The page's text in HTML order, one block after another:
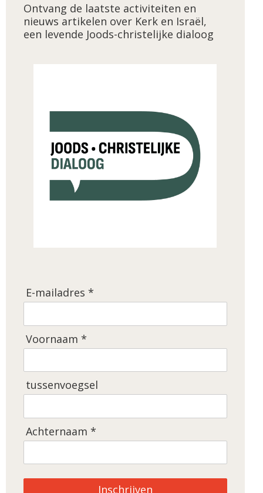
Ontvang de laatste activiteiten en
nieuws artikelen over Kerk en Israël,
een levende Joods-christelijke dialoog
E-mailadres *
Voornaam *
tussenvoegsel
Achternaam *
Inschrijven